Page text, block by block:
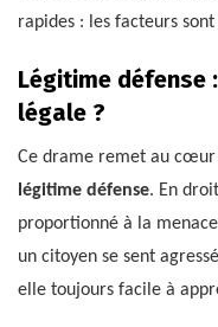
rapides : les facteurs
Légitime défense
légale ?
Ce drame remet au cœur
légitime défense. En
proportionné à la
un citoyen se sent
elle toujours facile à